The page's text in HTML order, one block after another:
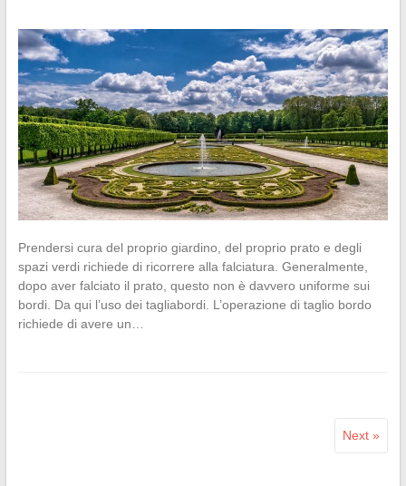
Prendersi cura del proprio giardino, del proprio prato e degli
spazi verdi richiede di ricorrere alla falciatura. Generalmente,
dopo aver falciato il prato, questo non è davvero uniforme sui
bordi. Da qui l’uso dei tagliabordi. L’operazione di taglio bordo
richiede di avere un…
Next »